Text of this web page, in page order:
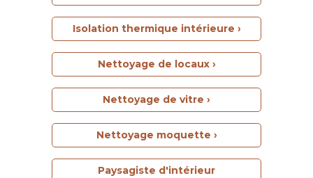
Isolation thermique intérieure ›
Nettoyage de locaux ›
Nettoyage de vitre ›
Nettoyage moquette ›
Paysagiste d'intérieur